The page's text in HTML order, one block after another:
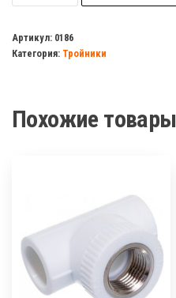
комб.
вн/
полипропилен
Артикул: 0186
Категория: Тройники
Похожие товары